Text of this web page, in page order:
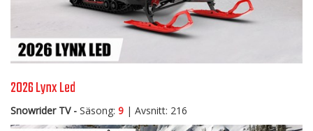
2026 Lynx Led
Snowrider TV - Säsong: 9 | Avsnitt: 216